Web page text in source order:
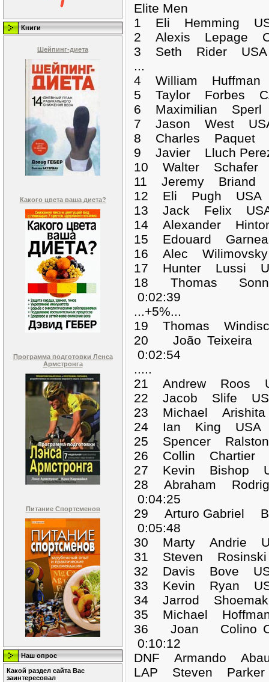
Книги
Шейпинг-диета
Какого цвета ваша диета?
Программа подготовки Ленса
Армстронга
Питание Спортсменов
Наш опрос
Какой раздел сайта Вас
заинтересовал
Elite Men
1 Eli Hemming
2 Alexis Lepage
3 Seth Rider USA
...
4 William Huffman
5 Taylor Forbes
6 Maximilian
7 Jason West
8 Charles Paquet
9 Javier Lluch
10 Walter Schafer
11 Jeremy Briand
12 Eli Pugh USA
13 Jack Felix
14 Alexander
15 Edouard
16 Alec
17 Hunter Lussi
18 Thomas
0:02:39
...+5%...
19 Thomas
20 João
0:02:54
.....
21 Andrew Roos
22 Jacob Slife
23 Michael
24 Ian King USA
25 Spencer
26 Collin Chartier
27 Kevin Bishop
28 Abraham
0:04:25
29 Arturo Gabriel
0:05:48
30 Marty Andrie
31 Steven
32 Davis Bove
33 Kevin Ryan
34 Jarrod
35 Michael
36 Joan Colino
0:10:12
DNF Armando
LAP Steven